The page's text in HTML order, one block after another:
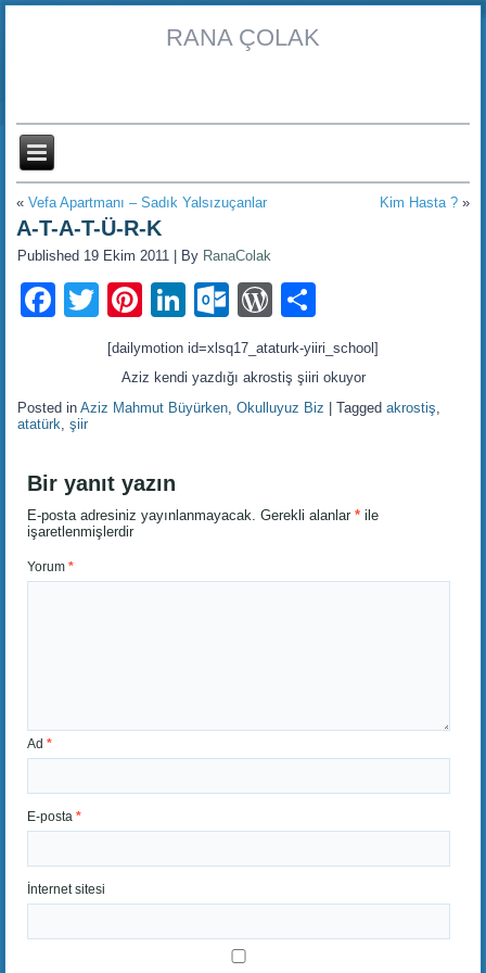
RANA ÇOLAK
«Vefa Apartmanı – Sadık Yalsızuçanlar Kim Hasta ?»
A-T-A-T-Ü-R-K
Published 19 Ekim 2011 By RanaColak
Facebook
TwitterPinterest
LinkedIn
Outlook.com
WordPress
[dailymotion id=xlsq17_ataturk-yiiri_school]
Aziz kendi yazdığı akrostiş şiiri okuyor
Posted in Aziz Mahmut Büyürken,Okulluyuz Biz |Tagged akrostiş,
atatürk,şiir
Bir yanıt yazın
E-posta adresiniz yayınlanmayacak. Gerekli alanlar* ile
işaretlenmişlerdir
Yorum*
Ad*
E-posta*
İnternet sitesi